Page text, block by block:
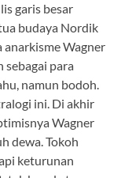
garis besar
budaya Nordik
Wagner
sebagai para
namun bodoh.
ini. Di akhir
Wagner
dewa. Tokoh
keturunan